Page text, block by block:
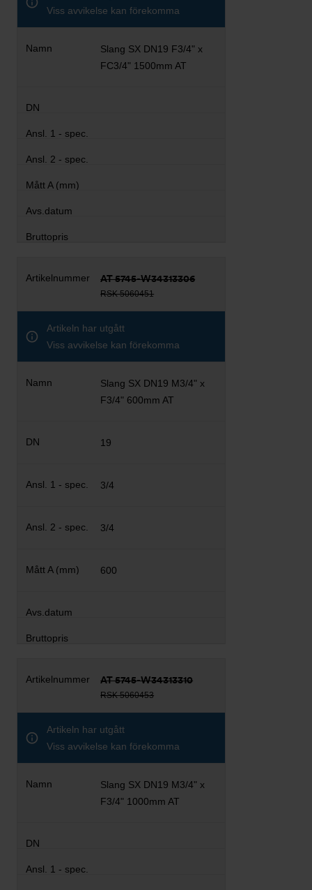
Viss avvikelse kan förekomma
Slang SX DN19 F3/4" x
FC3/4" 1500mm AT
AT 5745-W34313306
RSK 5060451
Artikeln har utgått
Viss avvikelse kan förekomma
Slang SX DN19 M3/4" x
F3/4" 600mm AT
19
3/4
3/4
600
AT 5745-W34313310
RSK 5060453
Artikeln har utgått
Viss avvikelse kan förekomma
Slang SX DN19 M3/4" x
F3/4" 1000mm AT